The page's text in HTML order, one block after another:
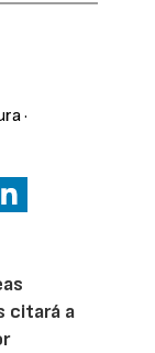
·
citará a